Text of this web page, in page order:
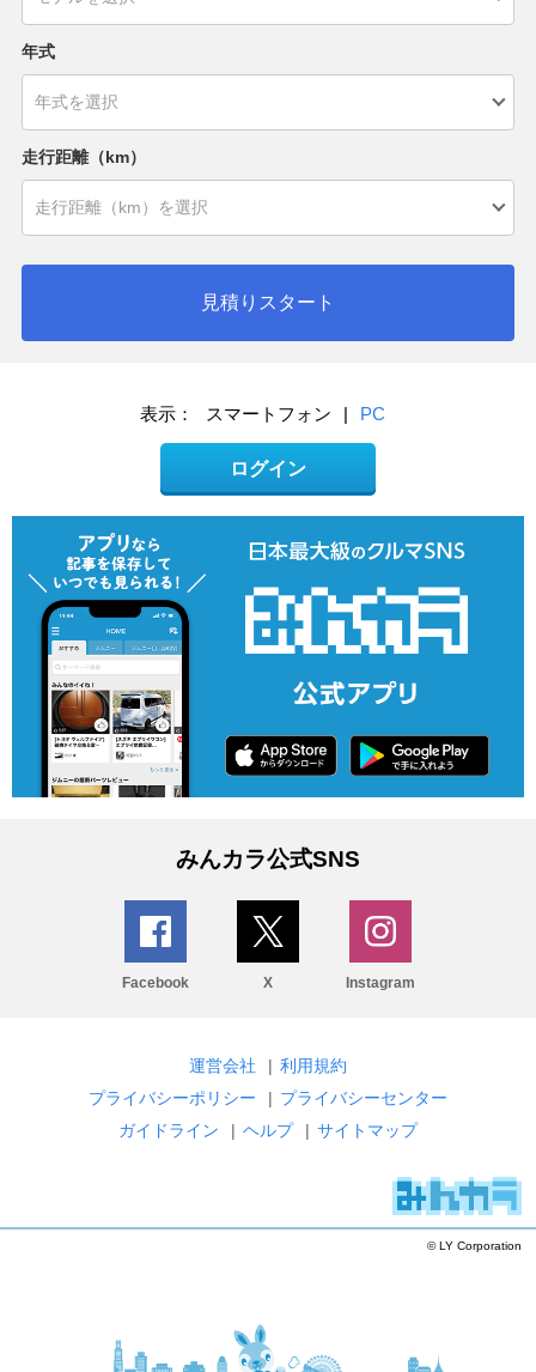
年式
走行距離（km）
見積りスタート
表示： スマートフォン | PC
ログイン
みんカラ公式SNS
Facebook X Instagram
運営会社 | 利用規約
プライバシーポリシー
| プライバシーセンター
ガイドライン
| ヘルプ | サイトマップ
© LY Corporation